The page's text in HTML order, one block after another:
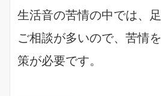
生活音の苦情の中では、
ご相談が多いので、苦情
策が必要です。